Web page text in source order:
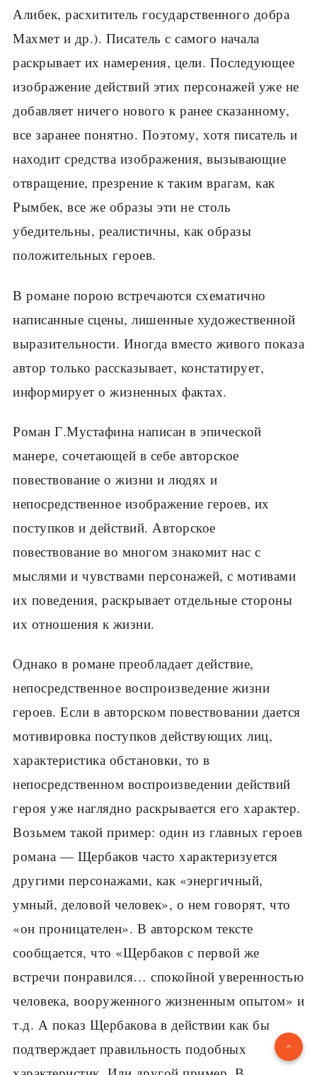
Алибек, расхититель государственного добра
Махмет и др.). Писатель с самого начала
раскрывает их намерения, цели. Последующее
изображение действий этих персонажей уже не
добавляет ничего нового к ранее сказанному,
все заранее понятно. Поэтому, хотя писатель и
находит средства изображения, вызывающие
отвращение, презрение к таким врагам, как
Рымбек, все же образы эти не столь
убедительны, реалистичны, как образы
положительных героев.
В романе порою встречаются схематично
написанные сцены, лишенные художественной
выразительности. Иногда вместо живого показа
автор только рассказывает, констатирует,
информирует о жизненных фактах.
Роман Г.Мустафина написан в эпической
манере, сочетающей в себе авторское
повествование о жизни и людях и
непосредственное изображение героев, их
поступков и действий. Авторское
повествование во многом знакомит нас с
мыслями и чувствами персонажей, с мотивами
их поведения, раскрывает отдельные стороны
их отношения к жизни.
Однако в романе преобладает действие,
непосредственное воспроизведение жизни
героев. Если в авторском повествовании дается
мотивировка поступков действующих лиц,
характеристика обстановки, то в
непосредственном воспроизведении действий
героя уже наглядно раскрывается его характер.
Возьмем такой пример: один из главных героев
романа — Щербаков часто характеризуется
другими персонажами, как «энергичный,
умный, деловой человек», о нем говорят, что
«он проницателен». В авторском тексте
сообщается, что «Щербаков с первой же
встречи понравился… спокойной уверенностью
человека, вооруженного жизненным опытом» и
т.д. А показ Щербакова в действии как бы
подтверждает правильность подобных